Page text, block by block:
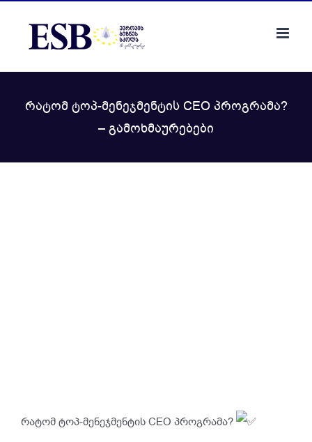
რატომ ტოპ-მენეჯმენტის CEO პროგრამა?
– გამოხმაურებები
რატომ ტოპ-მენეჯმენტის CEO პროგრამა?